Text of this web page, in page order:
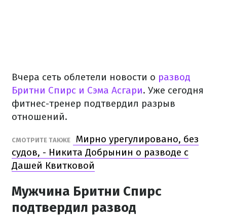
Вчера сеть облетели новости о развод
Бритни Спирс и Сэма Асгари. Уже сегодня
фитнес-тренер подтвердил разрыв
отношений.
СМОТРИТЕ ТАКЖЕ
Мирно урегулировано, без
судов, - Никита Добрынин о разводе с
Дашей Квитковой
Мужчина Бритни Спирс
подтвердил развод